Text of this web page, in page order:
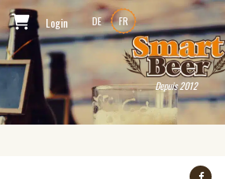
Login DE FR
Depuis 2012